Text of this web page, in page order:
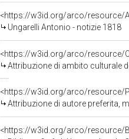
<https://w3id.org/arco/resource/
Ungarelli Antonio - notizie 1818
Attribuzione di ambito culturale
<https://w3id.org/arco/resource/
Attribuzione di autore preferita,
<https://w3id.org/arco/resource/